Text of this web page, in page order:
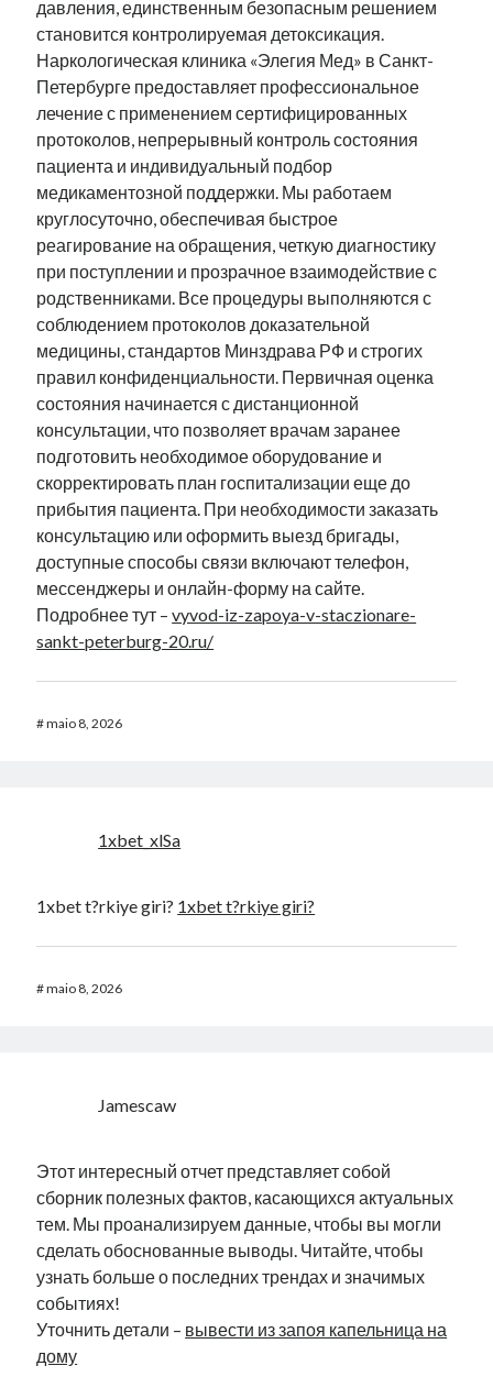
давления, единственным безопасным решением
становится контролируемая детоксикация.
Наркологическая клиника «Элегия Мед» в Санкт-
Петербурге предоставляет профессиональное
лечение с применением сертифицированных
протоколов, непрерывный контроль состояния
пациента и индивидуальный подбор
медикаментозной поддержки. Мы работаем
круглосуточно, обеспечивая быстрое
реагирование на обращения, четкую диагностику
при поступлении и прозрачное взаимодействие с
родственниками. Все процедуры выполняются с
соблюдением протоколов доказательной
медицины, стандартов Минздрава РФ и строгих
правил конфиденциальности. Первичная оценка
состояния начинается с дистанционной
консультации, что позволяет врачам заранее
подготовить необходимое оборудование и
скорректировать план госпитализации еще до
прибытия пациента. При необходимости заказать
консультацию или оформить выезд бригады,
доступные способы связи включают телефон,
мессенджеры и онлайн-форму на сайте.
Подробнее тут –vyvod-iz-zapoya-v-staczionare-
sankt-peterburg-20.ru/
#maio 8, 2026
1xbet_xlSa
1xbet t?rkiye giri? 1xbet t?rkiye giri?
#maio 8, 2026
Jamescaw
Этот интересный отчет представляет собой
сборник полезных фактов, касающихся актуальных
тем. Мы проанализируем данные, чтобы вы могли
сделать обоснованные выводы. Читайте, чтобы
узнать больше о последних трендах и значимых
событиях!
Уточнить детали – вывести из запоя капельница на
дому